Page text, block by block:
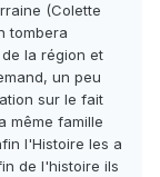
(Colette
tombera
la région et
un peu
sur le fait
même famille
l'Histoire les a
de l'histoire ils